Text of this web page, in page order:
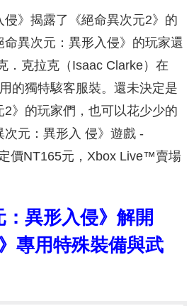
侵》揭露了《絕命異次元2》的
異次元：異形入侵》的玩家還
．克拉克（Isaac Clarke）在
的獨特駭客服裝。還未決定是
》的玩家們，也可以花少少的
元：異形入 侵》遊戲 -
價NT165元，Xbox Live™賣場
異形入侵》解開
專用特殊裝備與武